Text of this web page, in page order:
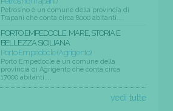
Petrosino è un comune della provincia di
Trapani che conta circa 8000 abitanti....
PORTO EMPEDOCLE: MARE, STORIA E
BELLEZZA SICILIANA
Porto Empedocle (Agrigento)
Porto Empedocle è un comune della
provincia di Agrigento che conta circa
17000 abitanti....
vedi tutte